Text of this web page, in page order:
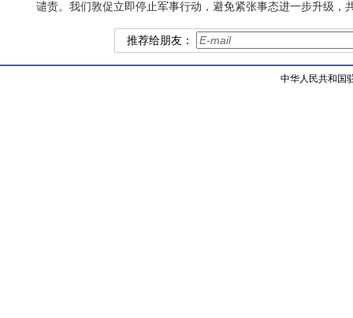
谴责。我们敦促立即停止军事行动，避免紧张事态进一步升级，
推荐给朋友：
中华人民共和国